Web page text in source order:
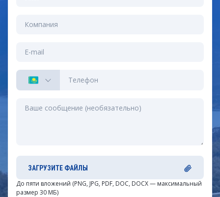
ЗАГРУЗИТЕ ФАЙЛЫ
До пяти вложений (PNG, JPG, PDF, DOC, DOCX — максимальный
размер 30 МБ)